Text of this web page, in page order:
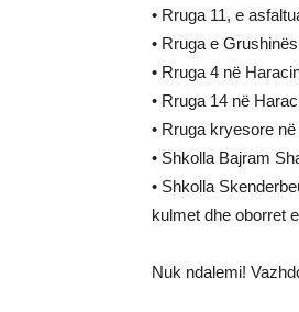
• Rruga 11, e
• Rruga e
• Rruga 4 në
• Rruga 14 në
• Rruga kryesore
• Shkolla Bajram
• Shkolla
kulmet dhe oborret
Nuk ndalemi!